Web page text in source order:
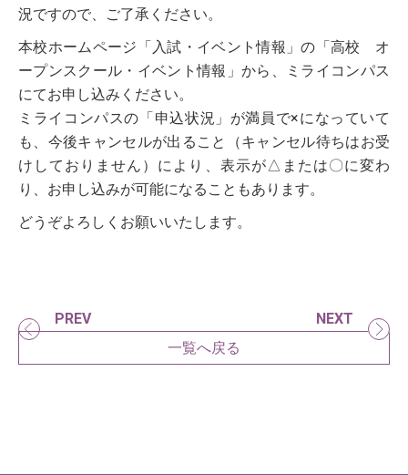
況ですので、ご了承ください。
本校ホームページ「入試・イベント情報」の「高校 オ
ープンスクール・イベント情報」から、ミライコンパス
にてお申し込みください。
ミライコンパスの「申込状況」が満員で×になっていて
も、今後キャンセルが出ること（キャンセル待ちはお受
けしておりません）により、表示が△または〇に変わ
り、お申し込みが可能になることもあります。
どうぞよろしくお願いいたします。
PREV
NEXT
一覧へ戻る